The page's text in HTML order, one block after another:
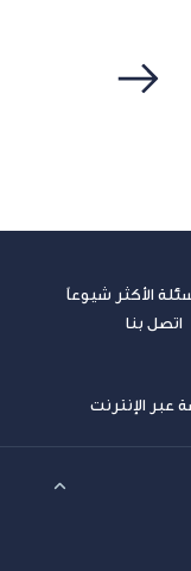
الأكثر شيوعاً
اتصل بنا
عبر الإنترنت